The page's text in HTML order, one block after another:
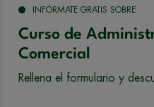
INFÓRMATE GRATIS SOBRE
Curso de
Comercial
Rellena el formulario y